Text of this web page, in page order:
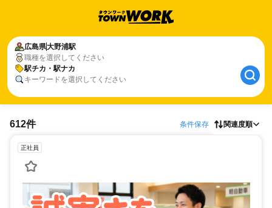
広島県大野浦駅
職種を選択してください
駅チカ・駅ナカ
キーワードを選択してください
612件 条件保存 関連度順
正社員